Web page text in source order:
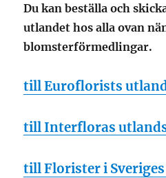
Du kan beställa och
utlandet hos alla ovan
blomsterförmedlingar.
till Euroflorists
till Interfloras
till Florister i